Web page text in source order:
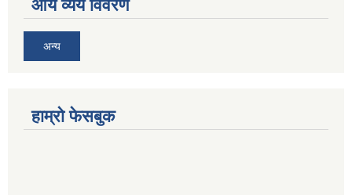
आय व्यय विवरण
अन्य
हाम्रो फेसबुक